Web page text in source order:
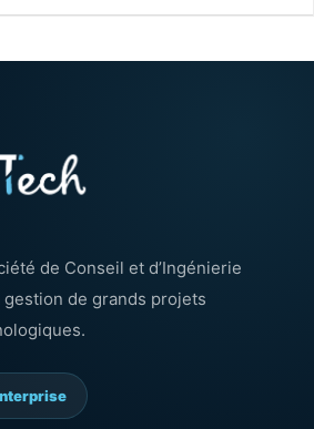
de Conseil et d’Ingénierie
de grands projets